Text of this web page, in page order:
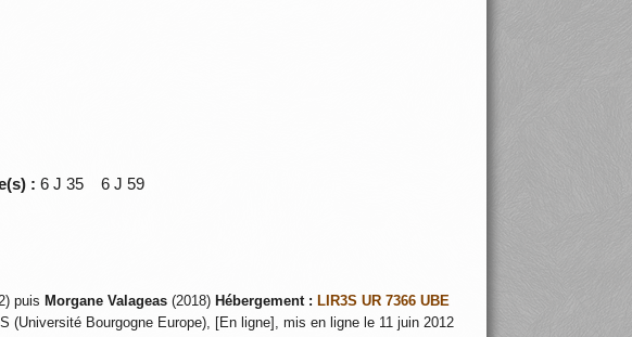
: 6 J 35 6 J 59
puis Morgane Valageas(2018) Hébergement : LIR3S UR 7366 UBE
(Université Bourgogne Europe), [En ligne], mis en ligne le 11 juin 2012